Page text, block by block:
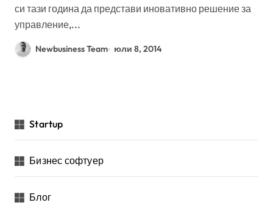
си тази година да представи иновативно решение за
управление,...
Newbusiness Team юли 8, 2014
Startup
Бизнес софтуер
Блог